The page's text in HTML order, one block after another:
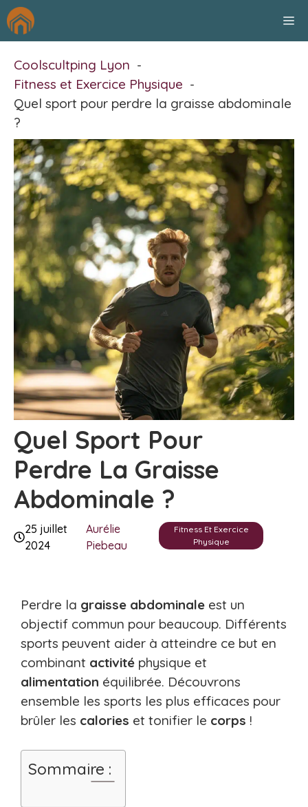
Aller
au
Coolscultping Lyon
Fitness et Exercice Physique
Quel sport pour perdre la graisse abdominale
?
Quel Sport Pour
Perdre La Graisse
Abdominale ?
25 juillet
2024
Aurélie
Piebeau
Fitness Et Exercice
Physique
Perdre la graisse abdominale est un
objectif commun pour beaucoup. Différents
sports peuvent aider à atteindre ce but en
combinant activité physique et
alimentation équilibrée. Découvrons
ensemble les sports les plus efficaces pour
brûler les calories et tonifier le corps !
Sommaire :